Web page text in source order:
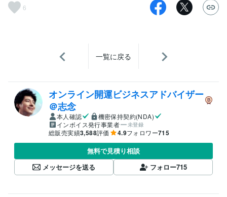
6
一覧に戻る
オンライン開運ビジネスアドバイザー
＠志念
本人確認
機密保持契約(NDA)
インボイス発行事業者
未登録
総販売実績3,588評価 4.9フォロワー715
無料で見積り相談
メッセージを送る
フォロー715